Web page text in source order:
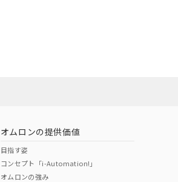
オムロンの提供価値
目指す姿
コンセプト「i-Automation!」
オムロンの強み